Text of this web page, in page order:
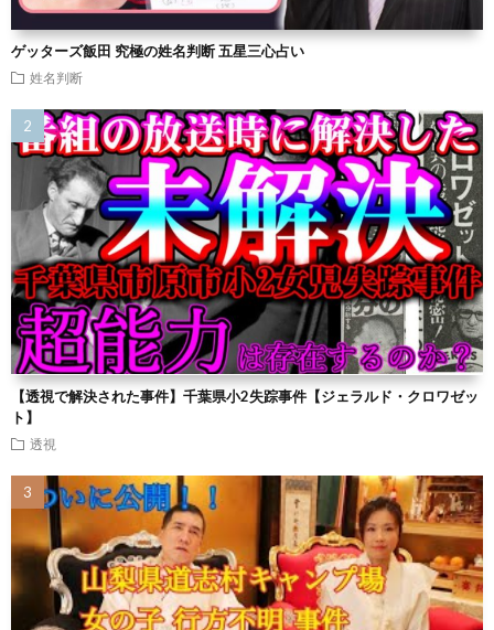
ゲッターズ飯田 究極の姓名判断 五星三心占い
姓名判断
【透視で解決された事件】千葉県小2失踪事件【ジェラルド・クロワゼッ
ト】
透視